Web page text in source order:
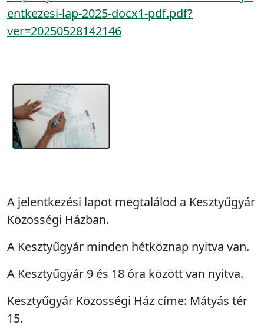
entkezesi-lap-2025-docx1-pdf.pdf?
ver=20250528142146
A jelentkezési lapot megtalálod a Kesztyűgyár
Közösségi Házban.
A Kesztyűgyár minden hétköznap nyitva van.
A Kesztyűgyár 9 és 18 óra között van nyitva.
Kesztyűgyár Közösségi Ház címe: Mátyás tér
15.